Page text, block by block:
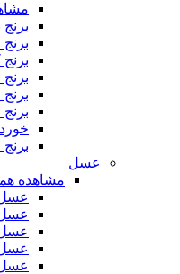
برنج
برنج
عسل
مشاهده
عسل
عسل
عسل
عسل
عسل